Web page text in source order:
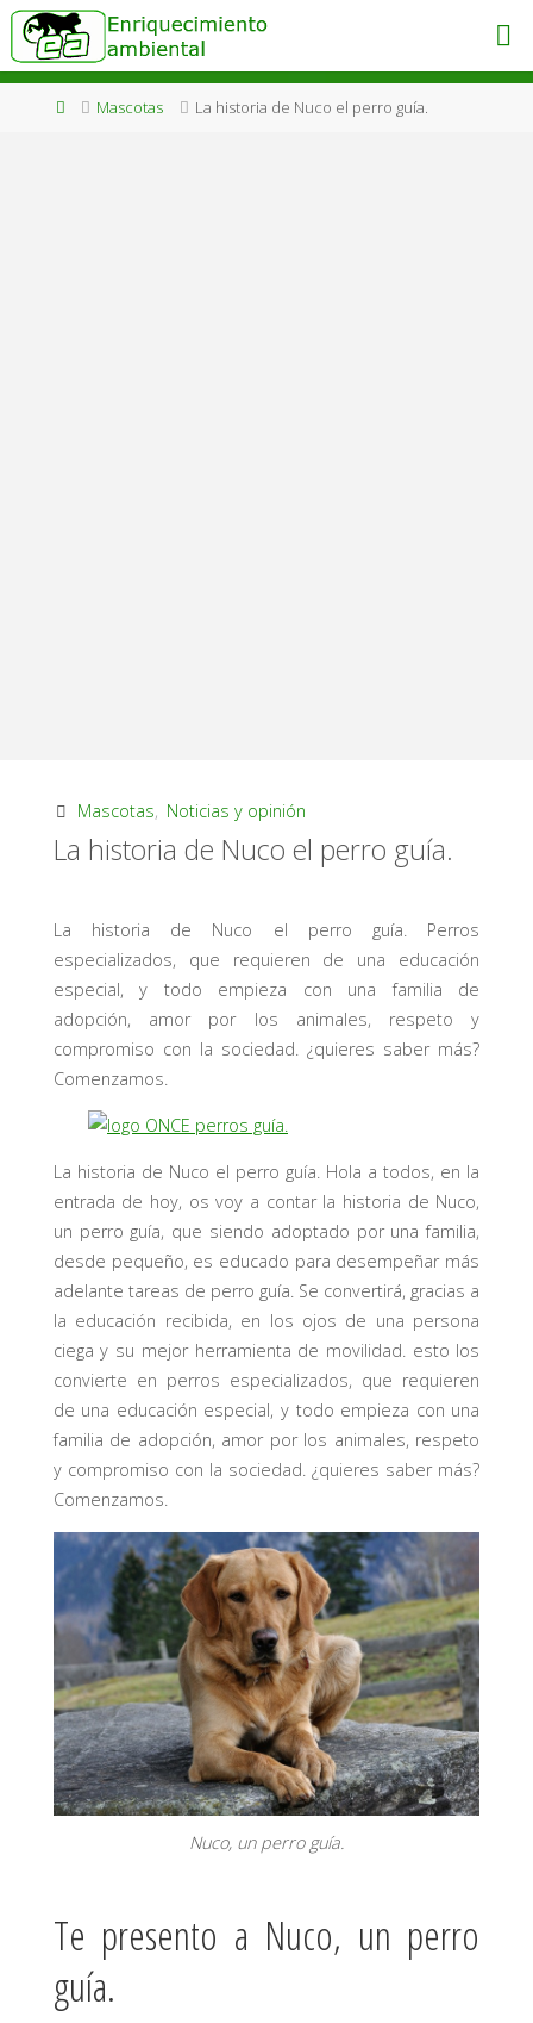
Saltar
contenido
AMBIENTAL
Engánchate
al bienestar
PáginaMascotas La historia de Nuco el perro guía.
Mascotas, Noticias y opinión
La historia de Nuco el perro guía.
La historia de Nuco el perro guía. Perros
especializados, que requieren de una educación
especial, y todo empieza con una familia de
adopción, amor por los animales, respeto y
compromiso con la sociedad. ¿quieres saber más?
Comenzamos.
La historia de Nuco el perro guía. Hola a todos, en la
entrada de hoy, os voy a contar la historia de Nuco,
un perro guía, que siendo adoptado por una familia,
desde pequeño, es educado para desempeñar más
adelante tareas de perro guía. Se convertirá, gracias a
la educación recibida, en los ojos de una persona
ciega y su mejor herramienta de movilidad. esto los
convierte en perros especializados, que requieren
de una educación especial, y todo empieza con una
familia de adopción, amor por los animales, respeto
y compromiso con la sociedad. ¿quieres saber más?
Comenzamos.
Nuco, un perro guía.
Te presento a Nuco, un perro
guía.